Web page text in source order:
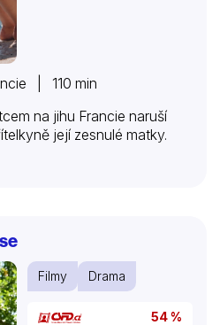
| 110 min
na jihu Francie naruší
její zesnulé matky.
Filmy Drama
54 %